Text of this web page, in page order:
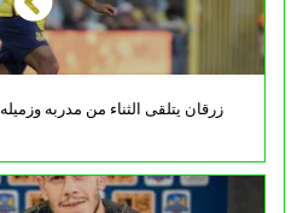
زرقان يتلقى الثناء من مدربه